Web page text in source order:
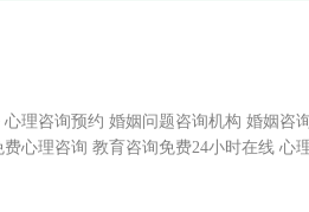
心理咨询预约 婚姻问题咨询机构 婚姻咨
费心理咨询 教育咨询免费24小时在线 心